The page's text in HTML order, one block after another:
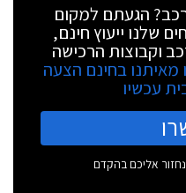
הגעתם למקום
שלנו ייעוץ חינם,
וקבוצות הרכישה
מאיתנו בחינם הצעה
עכשיו
אליכם בהקדם